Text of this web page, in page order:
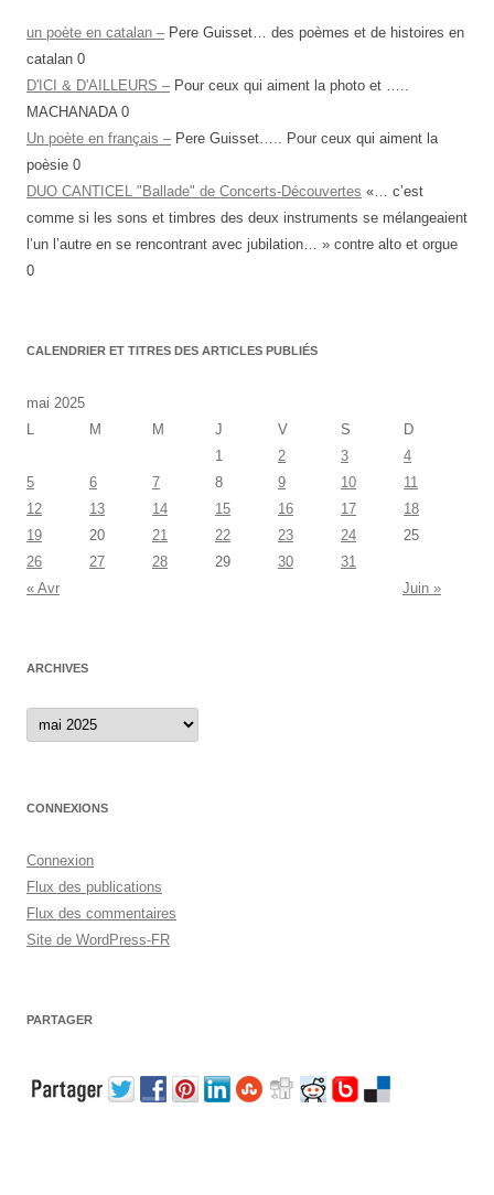
un poète en catalan –Pere Guisset… des poèmes et de histoires en
catalan 0
D'ICI & D'AILLEURS –Pour ceux qui aiment la photo et …..
MACHANADA 0
Un poète en français –Pere Guisset….. Pour ceux qui aiment la
poèsie 0
DUO CANTICEL "Ballade" de Concerts-Découvertes «… c’est
comme si les sons et timbres des deux instruments se mélangeaient
l’un l’autre en se rencontrant avec jubilation… » contre alto et orgue
0
CALENDRIER ET TITRES DES ARTICLES PUBLIÉS
mai 2025
L
M M J V S
D
1
2 3
4
5
6 7 8 9 10
11
12
13 14 15 16 17
18
19
20 21 22 23 24
25
26
27 28 29 30
31
« Avr
Juin »
ARCHIVES
Archives
CONNEXIONS
Connexion
Flux des publications
Flux des commentaires
Site de WordPress-FR
PARTAGER